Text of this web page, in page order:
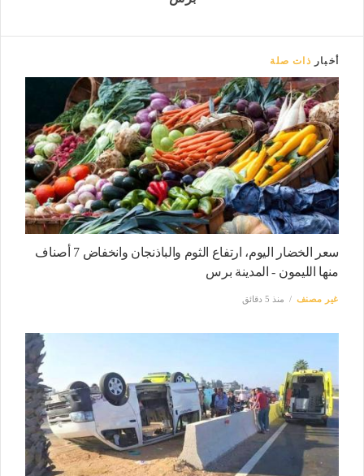
أخبار ذات صلة
سعر الخضار اليوم، ارتفاع الثوم والباذنجان وانخفاض 7 أصناف
منها الليمون - المدينة برس
غير مصنف منذ 5 دقائق